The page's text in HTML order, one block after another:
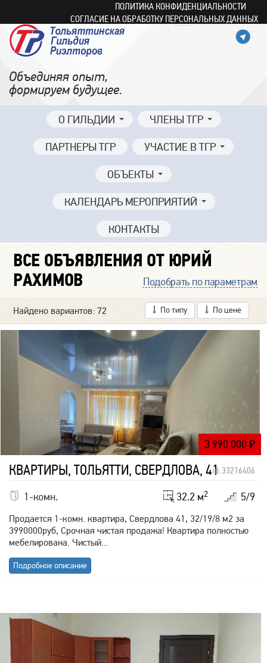
ПОЛИТИКА КОНФИДЕНЦИАЛЬНОСТИ
СОГЛАСИЕ НА ОБРАБОТКУ ПЕРСОНАЛЬНЫХ ДАННЫХ
Объединяя опыт,
формируем будущее.
О ГИЛЬДИИ ЧЛЕНЫ ТГР
ПАРТНЕРЫ ТГР УЧАСТИЕ В ТГР
ОБЪЕКТЫ
КАЛЕНДАРЬ МЕРОПРИЯТИЙ
КОНТАКТЫ
ВСЕ ОБЪЯВЛЕНИЯ ОТ ЮРИЙ
РАХИМОВ
Подобрать по параметрам
Найдено вариантов: 72 По типу По цене
3 990 000 ₽
КВАРТИРЫ, ТОЛЬЯТТИ, СВЕРДЛОВА, 41id: 33216406
1-комн. 5/9
32.2 м2
Продается 1-комн. квартира, Свердлова 41, 32/19/8 м2 за
3990000руб, Срочная чистая продажа! Квартира полностью
мебелирована. Чистый...
Подробное описание